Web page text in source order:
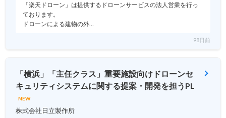
「楽天ドローン」は提供するドローンサービスの法人営業を行っ
ております。
ドローンによる建物の外…
98日前
「横浜」「主任クラス」重要施設向けドローンセ
キュリティシステムに関する提案・開発を担うPL
NEW
株式会社日立製作所